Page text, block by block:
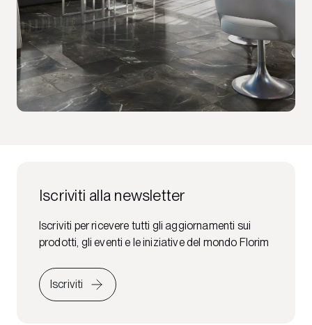
Iscriviti alla newsletter
Iscriviti per ricevere tutti gli aggiornamenti sui
prodotti, gli eventi e le iniziative del mondo Florim
Iscriviti